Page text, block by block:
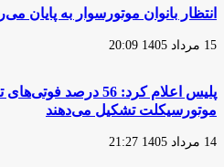
انتظار بانوان موتورسوار به پایان
15 مرداد 1405 20:09
پلیس اعلام کرد: 56
موتورسیکلت تشکیل می‌دهند
14 مرداد 1405 21:27